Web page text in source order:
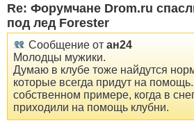
Re: Форумчане Drom.ru
под лед Forester
Сообщение от ан24
Молодцы мужики.
Думаю в клубе тоже найдутся
которые всегда придут на
собственном примере, когда в
приходили на помощь клубни.